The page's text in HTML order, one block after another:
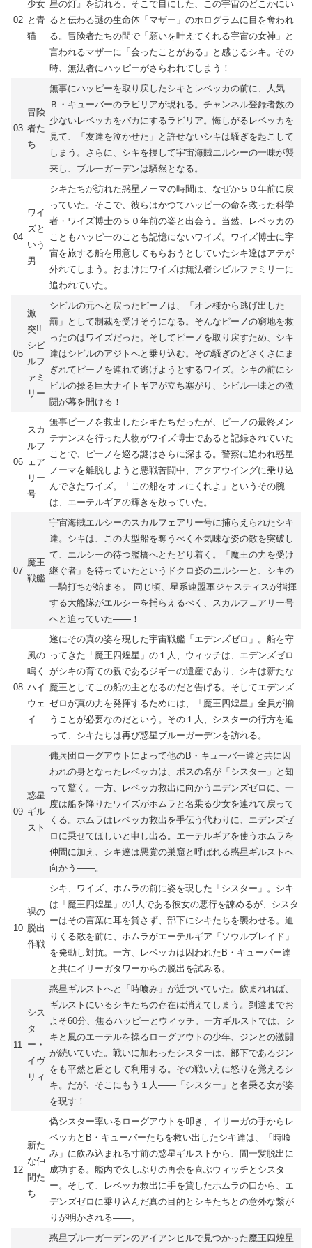
02
少女
と青
猫
星の灯』を訪れる。そこで目にした、この宇宙のどこかにい
ると伝わる謎の生命体「マザー」のホログラムに目を奪われ
る。冒険者たちの間で「願いを叶えてくれる宇宙の女神」と
言われるマザーに「会ったことがある」と感じるシキ。その
時、無法者にハッピーがさらわれてしまう！
03
冒険
者た
ち
無事にハッピーを取り戻したシキとレベッカの前に、人気
Ｂ・キューバーのラビリアが現れる。チャンネル登録者数の
少ないレベッカをバカにするラビリア。悔しがるレベッカを
見て、「友達を泣かせた」と許せないシキは騒ぎを起こして
しまう。さらに、シキを捜して宇宙海賊エルシーの一味が襲
来し、ブルーガーデンは騒然となる。
04
ワイ
ズと
いう
男
シキたちが訪れた惑星ノーマの時間は、なぜか５０年前に戻
っていた。そこで、彼らはかつてハッピーの命を救った科学
者・ワイズ博士の５０年前の姿と出会う。当然、レベッカの
こともハッピーのことも記憶にないワイズ。ワイズ博士に宇
宙を旅する船を用意してもらおうとしていたシキ達はアテが
外れてしまう。おまけにワイズは無法者シビルファミリーに
追われていた。
05
激
突!!
シビ
ルフ
ァミ
リー
シビルの元へと戻ったピーノは、「オレ様から逃げ出した
罰」として制裁を受けそうになる。そんなピーノの窮地を救
ったのはワイズだった。そしてピーノを取り戻すため、シキ
達はシビルのアジトへと乗り込む。その騒ぎのどさくさにま
ぎれてピーノを連れて逃げようとするワイズ。シキの前にシ
ビルの操る巨大ナイトギアが立ち塞がり、シビル一味との激
闘が幕を開ける！
06
スカ
ルフ
ェア
リー
号
無事ピーノを救出したシキたちだったが、ピーノの最終メン
テナンスを行った人物がワイズ博士であると記録されていた
ことで、ピーノを巡る謎はさらに深まる。警察に追われ惑星
ノーマを離脱しようと悪戦苦闘中、アクアウイングに乗り込
んできたワイズ。「この船をオレにくれよ」というその腕
は、エーテルギアの輝きを放っていた。
07
魔王
戦艦
宇宙海賊エルシーのスカルフェアリー号に捕らえられたシキ
達。シキは、この大型船を奪うべく不気味な姿の敵を突破し
て、エルシーの待つ艦橋へとたどり着く。「魔王の力を受け
継ぐ者」を待っていたというドクロ姿のエルシーと、シキの
一騎打ちが始まる。 同じ頃、星系連盟軍ジャスティスが指揮
する大艦隊がエルシーを捕らえるべく、スカルフェアリー号
へと迫っていた――！
08
風の
鳴く
ハイ
ウェ
イ
遂にその真の姿を現した宇宙戦艦「エデンズゼロ」。船を守
ってきた「魔王四煌星」の１人、ウィッチは、エデンズゼロ
がシキの育ての親であるジギーの遺産であり、シキは新たな
魔王としてこの船の主となるのだと告げる。そしてエデンズ
ゼロが真の力を発揮するためには、「魔王四煌星」全員が揃
うことが必要なのだという。その１人、シスターの行方を追
って、シキたちは再び惑星ブルーガーデンを訪れる。
09
惑星
ギル
スト
傭兵団ローグアウトによって他のB・キューバー達と共に囚
われの身となったレベッカは、ボスの名が「シスター」と知
って驚く。一方、レベッカ救出に向かうエデンズゼロに、一
度は船を降りたワイズがホムラと名乗る少女を連れて戻って
くる。ホムラはレベッカ救出を手伝う代わりに、エデンズゼ
ロに乗せてほしいと申し出る。エーテルギアを使うホムラを
仲間に加え、シキ達は悪党の巣窟と呼ばれる惑星ギルストへ
向かう――。
10
裸の
脱出
作戦
シキ、ワイズ、ホムラの前に姿を現した「シスター」。シキ
は「魔王四煌星」の1人である彼女の悪行を諫めるが、シスタ
ーはその言葉に耳を貸さず、部下にシキたちを襲わせる。迫
りくる敵を前に、ホムラがエーテルギア「ソウルブレイド」
を発動し対抗。一方、レベッカは囚われたB・キューバー達
と共にイリーガタワーからの脱出を試みる。
11
シス
タ
ー・
イヴ
リィ
惑星ギルストへと「時喰み」が近づいていた。飲まれれば、
ギルストにいるシキたちの存在は消えてしまう。到達までお
よそ60分、焦るハッピーとウィッチ。一方ギルストでは、シ
キと風のエーテルを操るローグアウトの少年、ジンとの激闘
が続いていた。戦いに加わったシスターは、部下であるジン
をも平然と盾として利用する。その戦い方に怒りを覚えるシ
キ。だが、そこにもう１人――「シスター」と名乗る女が姿
を現す！
12
新た
な仲
間た
ち
偽シスター率いるローグアウトを叩き、イリーガの手からレ
ベッカとB・キューバーたちを救い出したシキ達は、「時喰
み」に飲み込まれる寸前の惑星ギルストから、間一髪脱出に
成功する。艦内で久しぶりの再会を喜ぶウィッチとシスタ
ー。そして、レベッカ救出に手を貸したホムラの口から、エ
デンズゼロに乗り込んだ真の目的とシキたちとの意外な繋が
りが明かされる――。
惑星ブルーガーデンのアイアンヒルで見つかった魔王四煌星